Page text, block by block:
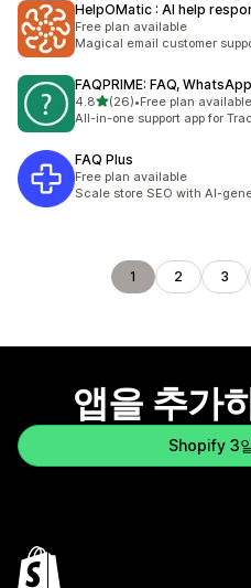
HelpOMatic : AI help
Free plan available
Magical email customer
FAQPRIME: FAQ,
4.8별 5개 중
(26)
총 리뷰 26개
•Free plan available
All-in-one support app for
FAQ Plus
Free plan available
Scale store SEO with AI-
1 2 3
앱을 추가
Shopify 3